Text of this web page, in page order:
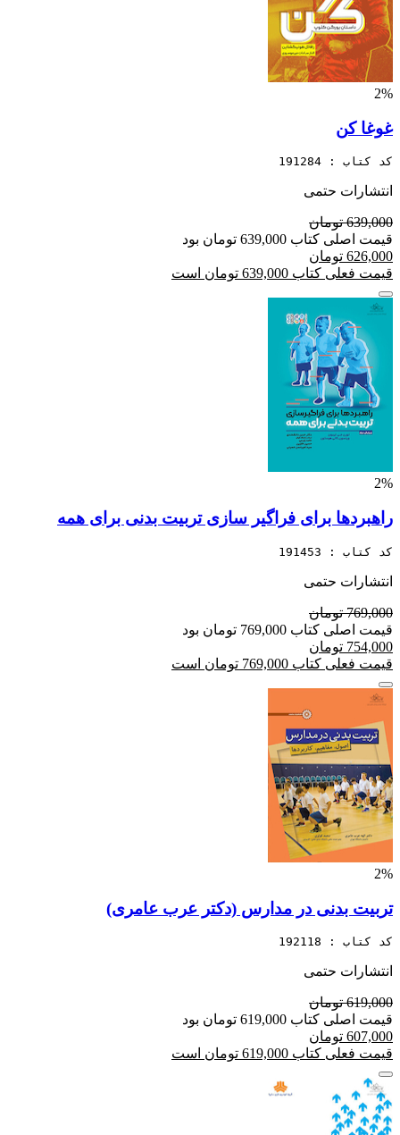
2%
غوغا کن
کد کتاب : 191284
انتشارات حتمی
639,000 تومان
قیمت اصلی کتاب 639,000 تومان بود
626,000 تومان
قیمت فعلی کتاب 639,000 تومان است
2%
راهبردها برای فراگیر سازی تربیت بدنی برای همه
کد کتاب : 191453
انتشارات حتمی
769,000 تومان
قیمت اصلی کتاب 769,000 تومان بود
754,000 تومان
قیمت فعلی کتاب 769,000 تومان است
2%
تربیت بدنی در مدارس (دکتر عرب عامری)
کد کتاب : 192118
انتشارات حتمی
619,000 تومان
قیمت اصلی کتاب 619,000 تومان بود
607,000 تومان
قیمت فعلی کتاب 619,000 تومان است